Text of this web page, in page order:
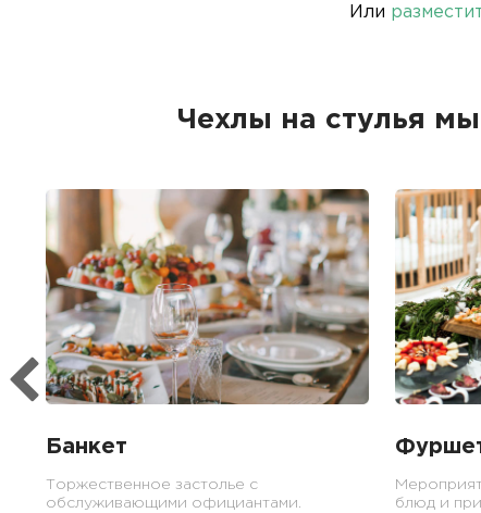
Или
Чехлы на стулья
Банкет
Торжественное застолье с
обслуживающими официантами.
блюд и